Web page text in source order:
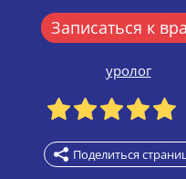
Записаться к
уролог
Поделиться